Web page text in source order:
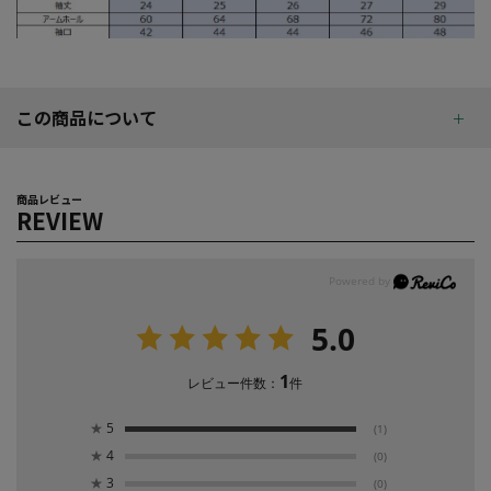
この商品について
商品レビュー
REVIEW
5.0
レビュー件数： 1件
★ 5 (1)
★ 4 (0)
★ 3 (0)